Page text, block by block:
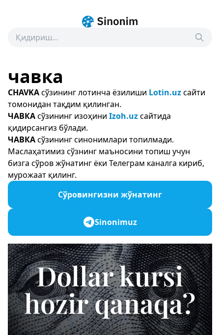
чавка
CHAVKAсўзининг лотинча ёзилиши Lotin.uzсайти
томонидан тақдим қилинган.
ЧАВКАсўзининг изоҳини Izoh.uzсайтида
қидирсангиз бўлади.
ЧАВКАсўзининг синонимлари топилмади.
Маслаҳатимиз сўзнинг маъносини топиш учун
бизга сўров жўнатинг ёки Телеграм каналга кириб,
мурожаат қилинг.
Сўровингизни жўнатинг
Sinonimuz